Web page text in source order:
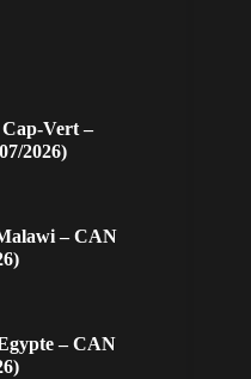
Vert –
2026)
– CAN
– CAN